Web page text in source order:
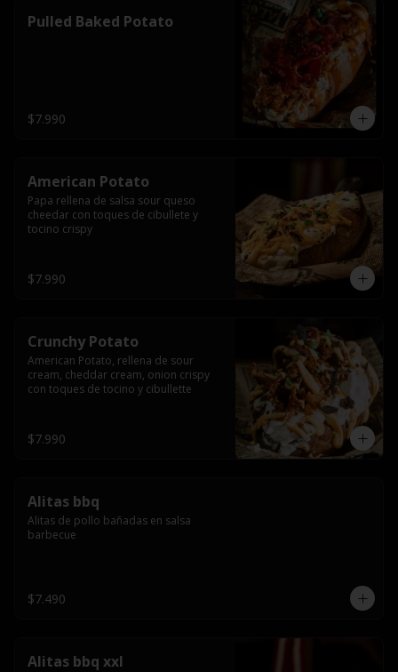
Pulled Baked Potato
$7.990
American Potato
Papa rellena de salsa sour queso
cheedar con toques de cibullete y
tocino crispy
$7.990
Crunchy Potato
American Potato, rellena de sour
cream, cheddar cream, onion crispy
con toques de tocino y cibullette
$7.990
Alitas bbq
Alitas de pollo bañadas en salsa
barbecue
$7.490
Alitas bbq xxl